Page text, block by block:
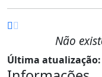
Não
Última atualização: